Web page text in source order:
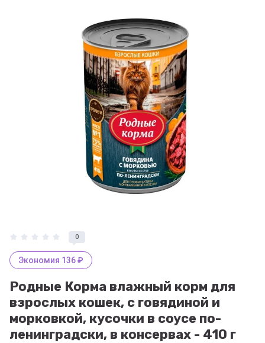
0
Экономия 136 ₽
Родные Корма влажный корм для
взрослых кошек, с говядиной и
морковкой, кусочки в соусе по-
ленинградски, в консервах - 410 г